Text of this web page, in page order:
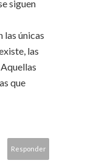
siguen
las únicas
las
que
Responder